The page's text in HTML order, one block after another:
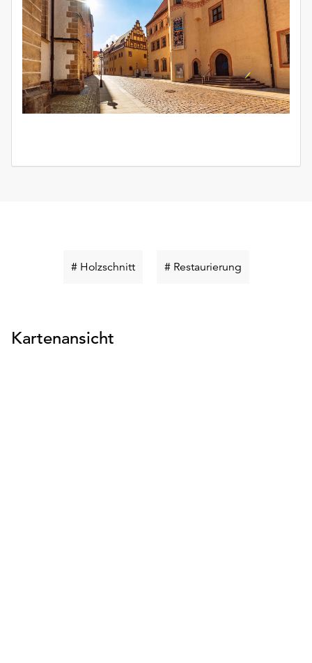
# HolzschnittSchlüsselwort
# RestaurierungSchlüsselwort
Kartenansicht